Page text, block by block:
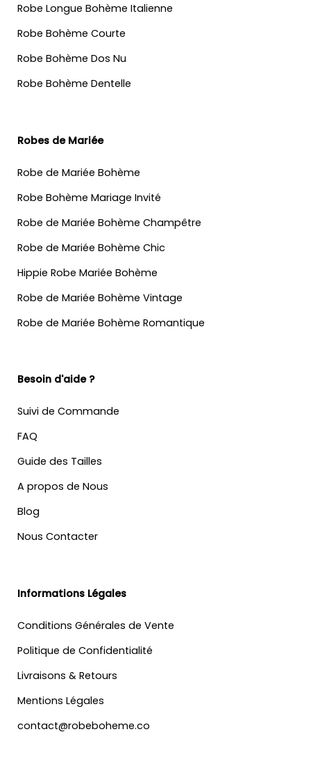
Robe Longue Bohème Italienne
Robe Bohème Courte
Robe Bohème Dos Nu
Robe Bohème Dentelle
Robes de Mariée
Robe de Mariée Bohème
Robe Bohème Mariage Invité
Robe de Mariée Bohème Champêtre
Robe de Mariée Bohème Chic
Hippie Robe Mariée Bohème
Robe de Mariée Bohème Vintage
Robe de Mariée Bohème Romantique
Besoin d'aide ?
Suivi de Commande
FAQ
Guide des Tailles
A propos de Nous
Blog
Nous Contacter
Informations Légales
Conditions Générales de Vente
Politique de Confidentialité
Livraisons & Retours
Mentions Légales
contact@robeboheme.co